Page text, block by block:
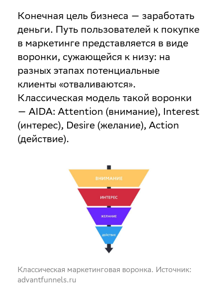
Конечная цель бизнеса — заработать
деньги. Путь пользователей к покупке
в маркетинге представляется в виде
воронки, сужающейся к низу: на
разных этапах потенциальные
клиенты «отваливаются».
Классическая модель такой воронки
— AIDA: Attention (внимание), Interest
(интерес), Desire (желание), Action
(действие).
Классическая маркетинговая воронка. Источник:
advantfunnels.ru